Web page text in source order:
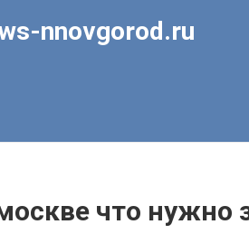
nnovgorod.ru
что нужно